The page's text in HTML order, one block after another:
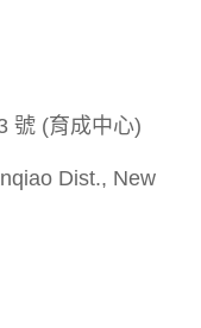
號 (育成中心)
Dist., New